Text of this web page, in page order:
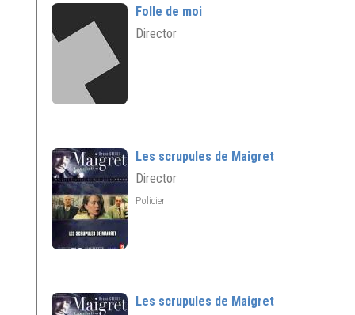
Folle de moi
Director
Les scrupules de Maigret
Director
Policier
Les scrupules de Maigret